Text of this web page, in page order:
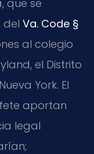
que se
del Va. Code §
al colegio
el Distrito
York. El
aportan
legal